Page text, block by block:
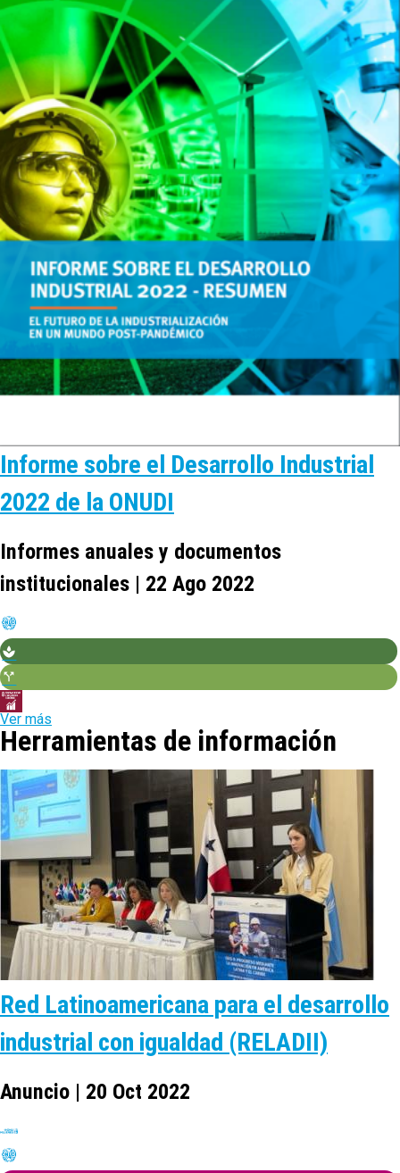
Informe sobre el Desarrollo Industrial
2022 de la ONUDI
Informes anuales y documentos
institucionales | 22 Ago 2022
Ver más
Herramientas de información
Red Latinoamericana para el desarrollo
industrial con igualdad (RELADII)
Anuncio | 20 Oct 2022